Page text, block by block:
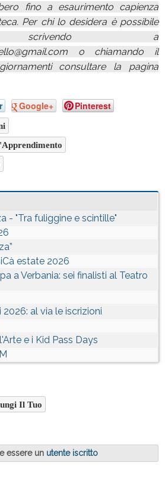
fino a esaurimento capienza
Per chi lo desidera è possibile
scrivendo a
o chiamando il
consultare la pagina
Google+ Pinterest
- "Tra fuliggine e scintille"
estate 2026
a Verbania: sei finalisti al Teatro
al via le iscrizioni
e i Kid Pass Days
Il Tuo
essere un utente iscritto